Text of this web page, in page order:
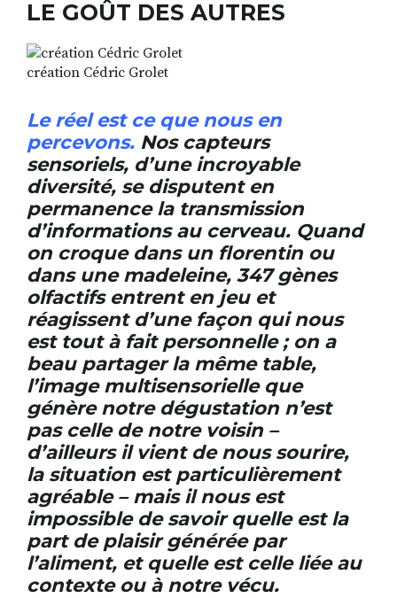
FACEBOOK
LE GOÛT DES AUTRES
création Cédric Grolet
Le réel est ce que nous en
percevons. Nos capteurs
sensoriels, d’une incroyable
diversité, se disputent en
permanence la transmission
d’informations au cerveau. Quand
on croque dans un florentin ou
dans une madeleine, 347 gènes
olfactifs entrent en jeu et
réagissent d’une façon qui nous
est tout à fait personnelle ; on a
beau partager la même table,
l’image multisensorielle que
génère notre dégustation n’est
pas celle de notre voisin –
d’ailleurs il vient de nous sourire,
la situation est particulièrement
agréable – mais il nous est
impossible de savoir quelle est la
part de plaisir générée par
l’aliment, et quelle est celle liée au
contexte ou à notre vécu.